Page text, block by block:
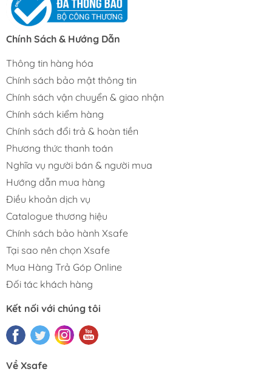
Chính Sách & Hướng Dẫn
Thông tin hàng hóa
Chính sách bảo mật thông tin
Chính sách vận chuyển & giao nhận
Chính sách kiểm hàng
Chính sách đổi trả & hoàn tiền
Phương thức thanh toán
Nghĩa vụ người bán & người mua
Hướng dẫn mua hàng
Điều khoản dịch vụ
Catalogue thương hiệu
Chính sách bảo hành Xsafe
Tại sao nên chọn Xsafe
Mua Hàng Trả Góp Online
Đối tác khách hàng
Kết nối với chúng tôi
Về Xsafe